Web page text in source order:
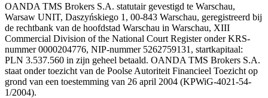
OANDA TMS Brokers S.A. statutair gevestigd te Warschau,
Warsaw UNIT, Daszyńskiego 1, 00-843 Warschau, geregistreerd bij
de rechtbank van de hoofdstad Warschau in Warschau, XIII
Commercial Division of the National Court Register onder KRS-
nummer 0000204776, NIP-nummer 5262759131, startkapitaal:
PLN 3.537.560 in zijn geheel betaald. OANDA TMS Brokers S.A.
staat onder toezicht van de Poolse Autoriteit Financieel Toezicht op
grond van een toestemming van 26 april 2004 (KPWiG-4021-54-
1/2004).